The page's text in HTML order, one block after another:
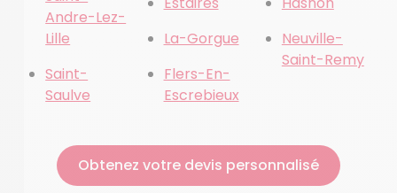
Andre-Lez-
Lille
Saint-
Saulve
La-Gorgue
Flers-En-
Escrebieux
Neuville-
Saint-Remy
Obtenez votre devis personnalisé